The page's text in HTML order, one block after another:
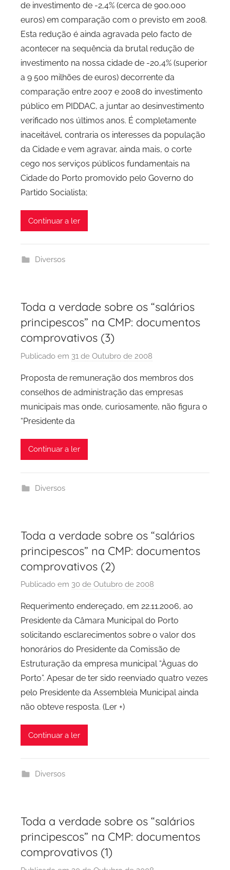
C
P
C
i
d
a
d
P
t
o
de investimento de -2,4% (cerca de 900.000
euros) em comparação com o previsto em 2008.
Esta redução é ainda agravada pelo facto de
acontecer na sequência da brutal redução de
investimento na nossa cidade de -20,4% (superior
a 9 500 milhões de euros) decorrente da
comparação entre 2007 e 2008 do investimento
público em PIDDAC, a juntar ao desinvestimento
verificado nos últimos anos. É completamente
inaceitável, contraria os interesses da população
da Cidade e vem agravar, ainda mais, o corte
cego nos serviços públicos fundamentais na
Cidade do Porto promovido pelo Governo do
Partido Socialista;
Continuar a ler
Diversos
Toda a verdade sobre os “salários
principescos” na CMP: documentos
comprovativos (3)
Publicado em 31 de Outubro de 2008
r
P
C
o
t
Proposta de remuneração dos membros dos
conselhos de administração das empresas
municipais mas onde, curiosamente, não figura o
“Presidente da
Continuar a ler
Diversos
Toda a verdade sobre os “salários
principescos” na CMP: documentos
comprovativos (2)
Publicado em 30 de Outubro de 2008
r
P
C
P
C
i
d
Requerimento endereçado, em 22.11.2006, ao
Presidente da Câmara Municipal do Porto
solicitando esclarecimentos sobre o valor dos
honorários do Presidente da Comissão de
Estruturação da empresa municipal “Àguas do
Porto”. Apesar de ter sido reenviado quatro vezes
pelo Presidente da Assembleia Municipal ainda
não obteve resposta. (Ler +)
Continuar a ler
Diversos
Toda a verdade sobre os “salários
principescos” na CMP: documentos
comprovativos (1)